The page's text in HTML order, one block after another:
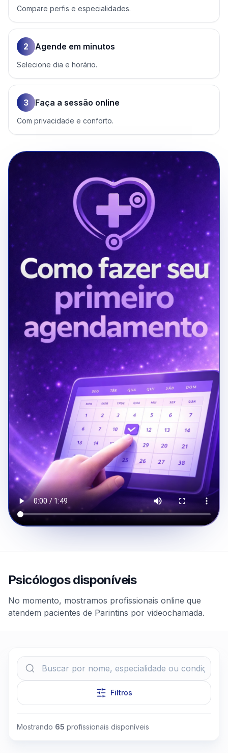
Compare perfis e especialidades.
2 Agende em minutos
Selecione dia e horário.
3 Faça a sessão online
Com privacidade e conforto.
Clique para assistir
Psicólogos disponíveis
No momento, mostramos profissionais online que
atendem pacientes de Parintins por videochamada.
Filtros
Mostrando 65 profissionais disponíveis